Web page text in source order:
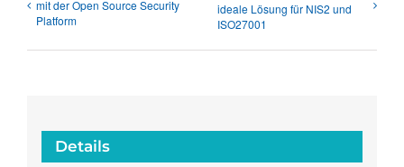
mit der Open Source Security
Platform
ideale Lösung für NIS2 und
ISO27001
Details